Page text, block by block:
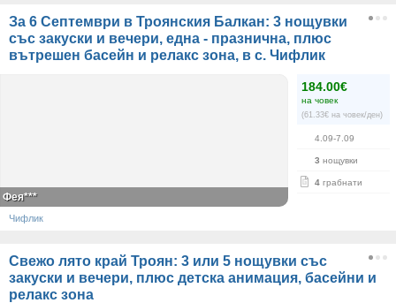
За 6 Септември в Троянския Балкан: 3 нощувки
със закуски и вечери, една - празнична, плюс
вътрешен басейн и релакс зона, в с. Чифлик
184.00€
на човек
(61.33€ на човек/ден)
4.09-7.09
3 нощувки
4 грабнати
Фея***
Чифлик
Свежо лято край Троян: 3 или 5 нощувки със
закуски и вечери, плюс детска анимация, басейни и
релакс зона